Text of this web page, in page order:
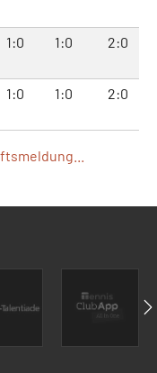
1:0 1:0 2:0
1:0 1:0 2:0